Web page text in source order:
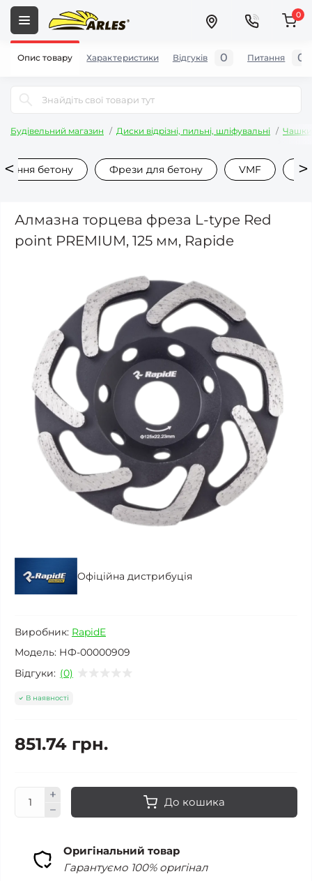
0
Будівельний магазин Диски відрізні, пильні, шліфувальні Чашки
бетону Фрези для бетону VMF
Алмазна торцева фреза L-type Red
point PREMIUM, 125 мм, Rapide
Офіційна дистрибуція
Виробник: RapidE
Модель: НФ-00000909
Відгуки: (0)
В наявності
851.74 грн.
До кошика
Оригінальний товар
Гарантуємо 100% оригінал
Опис товару Характеристики Відгуків 0 Питання 0